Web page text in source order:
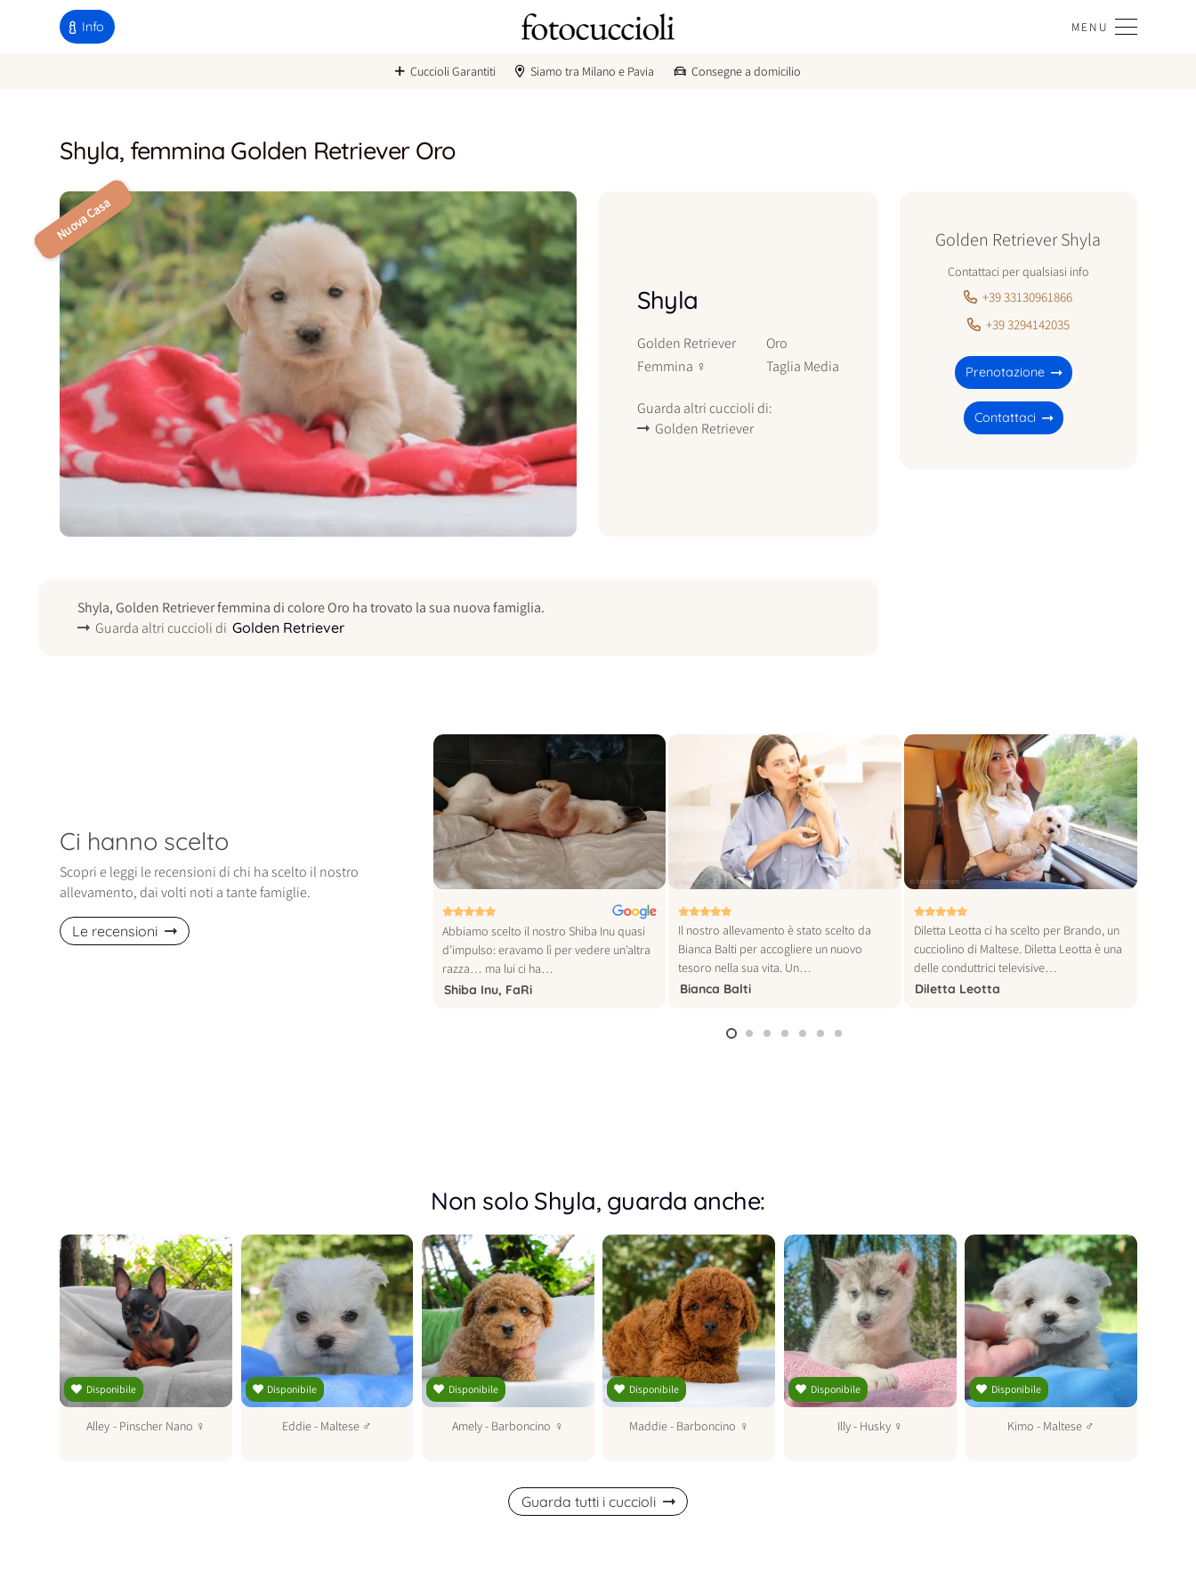
Info MENU
Cuccioli Garantiti Siamo tra Milano e Pavia Consegne a domicilio
Shyla, femmina Golden Retriever Oro
Nuova Casa
Shyla
Golden Retriever
Femmina ♀
Oro
Taglia Media
Guarda altri cuccioli di:
Golden Retriever
Shyla, Golden Retriever femmina di colore Oro ha trovato la sua nuova famiglia.
Guarda altri cuccioli di Golden Retriever
Golden Retriever Shyla
Contattaci per qualsiasi info
+39 33130961866
+39 3294142035
Prenotazione
Contattaci
Ci hanno scelto
Scopri e leggi le recensioni di chi ha scelto il nostro
allevamento, dai volti noti a tante famiglie.
Le recensioni
di gennaio è entrata nella nostra
una cucciola di Spitz Pomerania
Abbiamo scelto il nostro Shiba Inu quasi
d’impulso: eravamo lì per vedere un’altra
razza… ma lui ci ha…
Shiba Inu, FaRi
© foto vogue italia
Il nostro allevamento è stato scelto da
Bianca Balti per accogliere un nuovo
tesoro nella sua vita. Un…
Bianca Balti
© foto instagram
Diletta Leotta ci ha scelto per Brando, un
cucciolino di Maltese. Diletta Leotta è una
delle conduttrici televisive…
Diletta Leotta
Non solo Shyla, guarda anche:
Disponibile
Alley - Pinscher Nano ♀
Disponibile
Eddie- Maltese ♂
Disponibile
Amely- Barboncino ♀
Disponibile
Maddie- Barboncino ♀
Disponibile
Illy- Husky ♀
Disponibile
Kimo - Maltese ♂
Guarda tutti i cuccioli